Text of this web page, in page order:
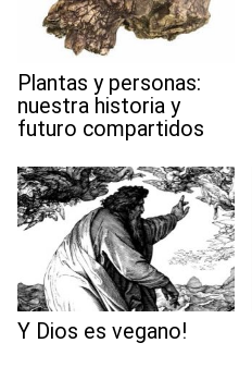
Plantas y personas:
nuestra historia y
futuro compartidos
Y Dios es vegano!